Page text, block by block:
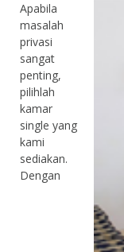
Apabila
masalah
privasi
sangat
penting,
pilihlah
kamar
single yang
kami
sediakan.
Dengan